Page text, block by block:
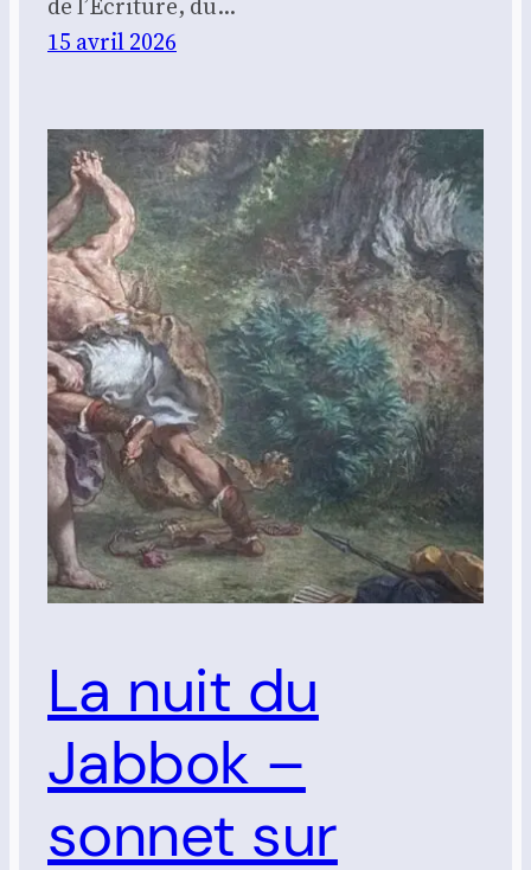
15 avril 2026
La nuit du
Jabbok –
sonnet sur